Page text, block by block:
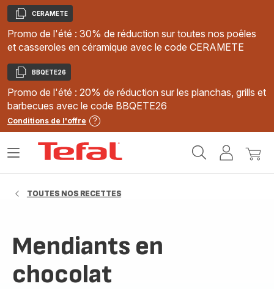
Copier
CERAMETE
Promo de l'été : 30% de réduction sur toutes nos poêles
et casseroles en céramique avec le code CERAMETE
Copier
BBQETE26
Promo de l'été : 20% de réduction sur les planchas, grills et
barbecues avec le code BBQETE26
Conditions de l'offre
MonMon
Ouvrir
TOUTES NOS RECETTES
Mendiants en
chocolat